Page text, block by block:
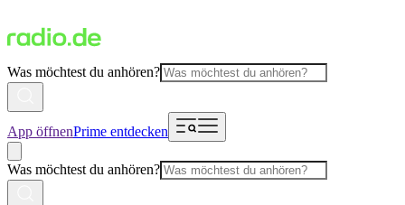
Was möchtest du anhören?
App öffnenPrime entdecken
Was möchtest du anhören?